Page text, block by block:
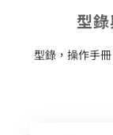
型
型錄，操作手